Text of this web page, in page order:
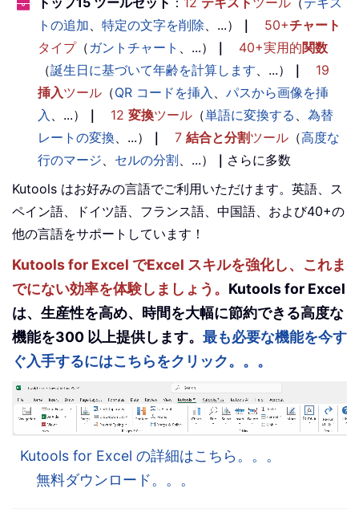
トの追加
特定の文字を削除 、...） ｜ 50+チャート
タイプ（ ガントチャート 、...） ｜ 40+実用的関数
（誕生日に基づいて年齢を計算します 、...） ｜
19
挿入ツール （QR コードを挿入
パスから画像を挿
入
、...） ｜ 12 変換ツール （単語に変換する
為替
レートの変換 、...） ｜ 7 結合と分割ツール （高度な
行のマージ
セルの分割 、...） ｜ さらに多数
Kutools はお好みの言語でご利用いただけます。英語、ス
ペイン語、ドイツ語、フランス語、中国語、および40+の
他の言語をサポートしています！
Kutools for Excel でExcel スキルを強化し、これま
でにない効率を体験しましょう。 Kutools for Excel
は、生産性を高め、時間を大幅に節約できる高度な
機能を300 以上提供します。 最も必要な機能を今す
ぐ入手するにはこちらをクリック。。。
Kutools for Excel の詳細はこちら。。。
無料ダウンロード。。。